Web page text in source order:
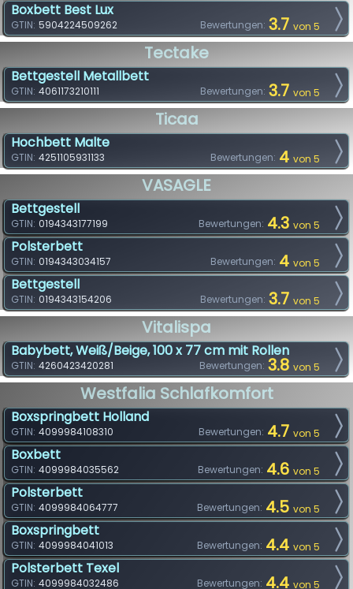
Boxbett Best Lux
Bewertungen: 3.7 von 5
GTIN: 5904224509262
Tectake
Bettgestell Metallbett
Bewertungen: 3.7 von 5
GTIN: 4061173210111
Ticaa
Hochbett Malte
Bewertungen: 4 von 5
GTIN: 4251105931133
VASAGLE
Bettgestell
Bewertungen: 4.3 von 5
GTIN: 0194343177199
Polsterbett
Bewertungen: 4 von 5
GTIN: 0194343034157
Bettgestell
Bewertungen: 3.7 von 5
GTIN: 0194343154206
Vitalispa
Babybett, Weiß/Beige, 100 x 77 cm mit Rollen
Bewertungen: 3.8 von 5
GTIN: 4260423420281
Westfalia Schlafkomfort
Boxspringbett Holland
Bewertungen: 4.7 von 5
GTIN: 4099984108310
Boxbett
Bewertungen: 4.6 von 5
GTIN: 4099984035562
Polsterbett
Bewertungen: 4.5 von 5
GTIN: 4099984064777
Boxspringbett
Bewertungen: 4.4 von 5
GTIN: 4099984041013
Polsterbett Texel
Bewertungen: 4.4 von 5
GTIN: 4099984032486